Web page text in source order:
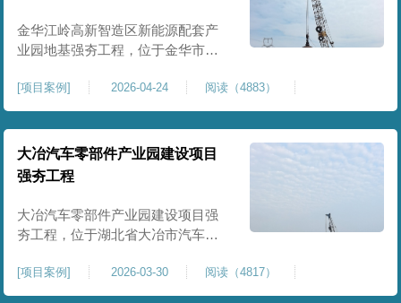
金华江岭高新智造区新能源配套产
业园地基强夯工程，位于金华市江
园区重点基建配套项目。本项目地
基强夯处理总面积40000㎡，施工范
围为新能源配套产业园核心建设地
块。项目场地为园区新建建设用
地，原始场地土质松散、土层固结
不均匀、孔隙较大、地基承载力偏
弱。新能源产业园厂房及配套设施
对
[项目案例] 2026-04-24 阅读（4883）
大冶汽车零部件产业园建设项目
强夯工程
大冶汽车零部件产业园建设项目强
夯工程，位于湖北省大冶市汽车零
业厂房、生产车间及配套附属设施
建设的前置基础性地基处理工程。
[项目案例] 2026-03-30 阅读（4817）